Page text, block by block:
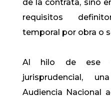
de la contrata, sino
requisitos
temporal por obra o
Al hilo de ese
jurisprudencial,
Audiencia Nacional